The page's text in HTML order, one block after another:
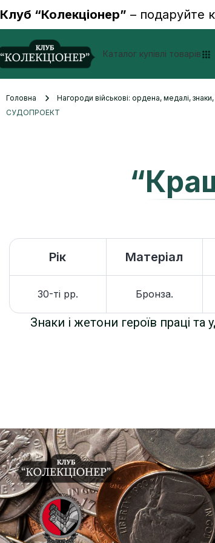
Клуб “Колекціонер” – подаруйте
Каталог купівлі товарів
Головна Нагороди військові: ордена, медалі,
СУДОПРОЕКТ
Рік Матеріал
30-ті рр. Бронза.
Знаки і жетони героїв праці та